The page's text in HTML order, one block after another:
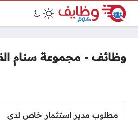
وظائف - مجموعة سنام
مطلوب مدير استثمار خاص لدى